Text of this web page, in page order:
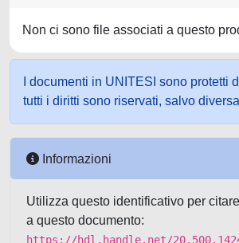
Non ci sono file associati a questo
I documenti in UNITESI sono protetti
tutti i diritti sono riservati, salvo
Informazioni
Utilizza questo identificativo per
a questo documento:
https://hdl.handle.net/